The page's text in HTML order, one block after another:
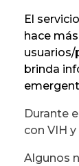
El
hace
usuarios/
brinda
Durante
con VIH
Algunos